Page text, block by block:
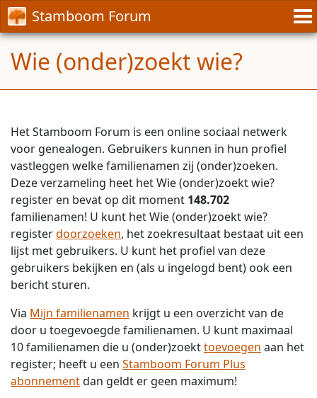
Stamboom Forum
Wie (onder)zoekt wie?
Het Stamboom Forum is een online sociaal netwerk
voor genealogen. Gebruikers kunnen in hun profiel
vastleggen welke familienamen zij (onder)zoeken.
Deze verzameling heet het Wie (onder)zoekt wie?
register en bevat op dit moment 148.702
familienamen! U kunt het Wie (onder)zoekt wie?
registerdoorzoeken, het zoekresultaat bestaat uit een
lijst met gebruikers. U kunt het profiel van deze
gebruikers bekijken en (als u ingelogd bent) ook een
bericht sturen.
Via Mijn familienamen krijgt u een overzicht van de
door u toegevoegde familienamen. U kunt maximaal
10 familienamen die u (onder)zoekttoevoegen aan het
register; heeft u een Stamboom Forum Plus
abonnementdan geldt er geen maximum!